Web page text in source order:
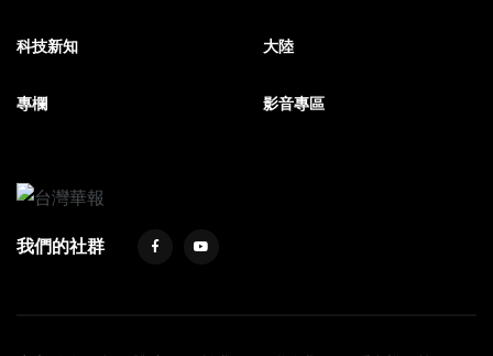
科技新知 大陸
專欄 影音專區
我們的社群